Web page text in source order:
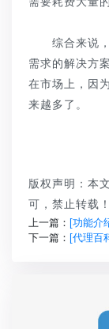
综合来说，
需求的解决方
在市场上，因
来越多了。
版权声明：本
可，禁止转载！
上一篇： [功能介
下一篇： [代理百